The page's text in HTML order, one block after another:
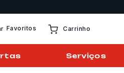
Favoritos Carrinho
Serviços